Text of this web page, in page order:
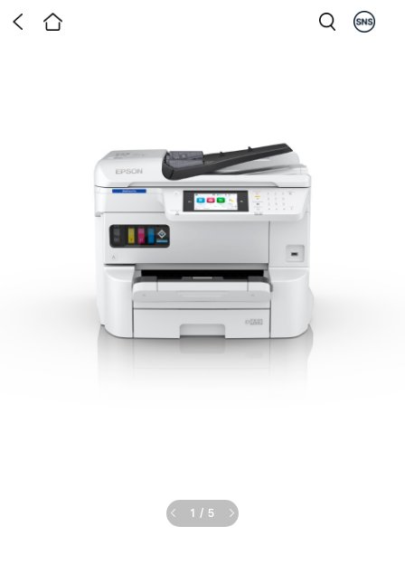
1 / 5